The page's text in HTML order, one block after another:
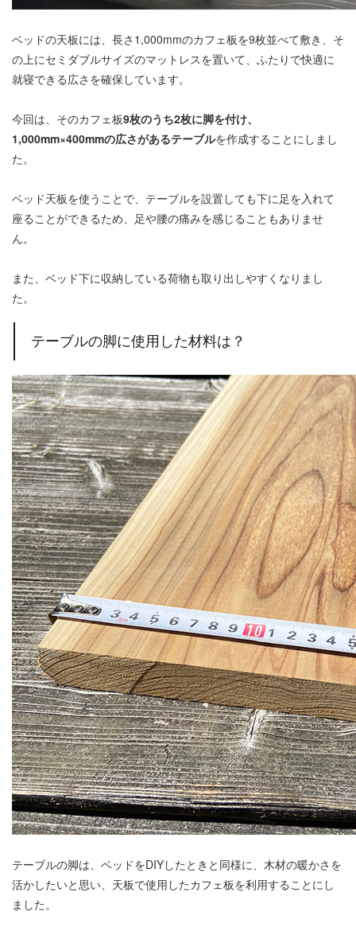
ベッドの天板には、長さ1,000mmのカフェ板を9枚並べて敷き、そ
の上にセミダブルサイズのマットレスを置いて、ふたりで快適に
就寝できる広さを確保しています。
今回は、そのカフェ板9枚のうち2枚に脚を付け、
1,000mm×400mmの広さがあるテーブルを作成することにしまし
た。
ベッド天板を使うことで、テーブルを設置しても下に足を入れて
座ることができるため、足や腰の痛みを感じることもありませ
ん。
また、ベッド下に収納している荷物も取り出しやすくなりまし
た。
テーブルの脚に使用した材料は？
テーブルの脚は、ベッドをDIYしたときと同様に、木材の暖かさを
活かしたいと思い、天板で使用したカフェ板を利用することにし
ました。